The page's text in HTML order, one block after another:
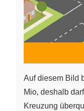
Auf diesem Bild
Mio, deshalb
Kreuzung